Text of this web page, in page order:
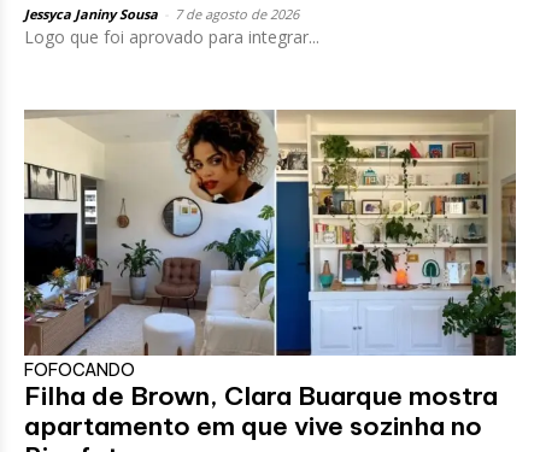
Jessyca Janiny Sousa 7 de agosto de 2026
Logo que foi aprovado para integrar...
FOFOCANDO
Filha de Brown, Clara Buarque mostra
apartamento em que vive sozinha no